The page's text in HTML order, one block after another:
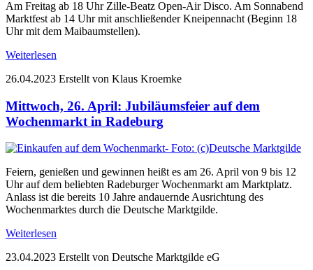
Am Freitag ab 18 Uhr Zille-Beatz Open-Air Disco. Am Sonnabend
Marktfest ab 14 Uhr mit anschließender Kneipennacht (Beginn 18
Uhr mit dem Maibaumstellen).
Weiterlesen
26.04.2023 Erstellt von Klaus Kroemke
Mittwoch, 26. April: Jubiläumsfeier auf dem
Wochenmarkt in Radeburg
Feiern, genießen und gewinnen heißt es am 26. April von 9 bis 12
Uhr auf dem beliebten Radeburger Wochenmarkt am Marktplatz.
Anlass ist die bereits 10 Jahre andauernde Ausrichtung des
Wochenmarktes durch die Deutsche Marktgilde.
Weiterlesen
23.04.2023 Erstellt von Deutsche Marktgilde eG